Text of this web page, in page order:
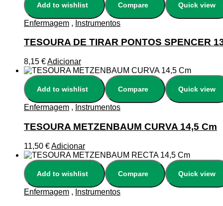
Add to wishlist Compare Quick view
Enfermagem , Instrumentos
TESOURA DE TIRAR PONTOS SPENCER
8,15 €Adicionar
Add to wishlist Compare Quick view
Enfermagem , Instrumentos
TESOURA METZENBAUM CURVA 14,5 Cm
11,50 €Adicionar
Add to wishlist Compare Quick view
Enfermagem , Instrumentos